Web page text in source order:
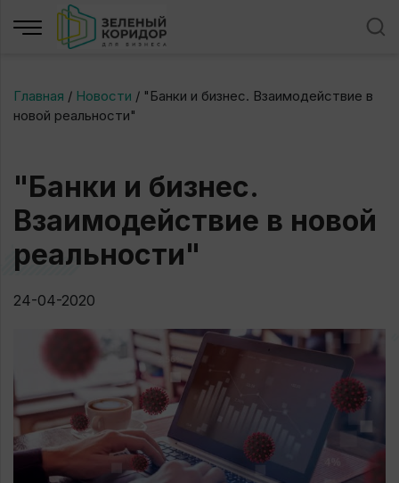
Главная / Новости / "Банки и бизнес. Взаимодействие в
новой реальности"
"Банки и бизнес.
Взаимодействие в новой
реальности"
24-04-2020